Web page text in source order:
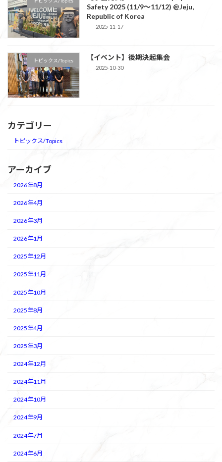
Safety 2025 (11/9～11/12) @Jeju,
Republic of Korea
2025-11-17
トピックス/Topics 【イベント】後期決起集会
2025-10-30
カテゴリー
トピックス/Topics
アーカイブ
2026年8月
2026年4月
2026年3月
2026年1月
2025年12月
2025年11月
2025年10月
2025年8月
2025年4月
2025年3月
2024年12月
2024年11月
2024年10月
2024年9月
2024年7月
2024年6月